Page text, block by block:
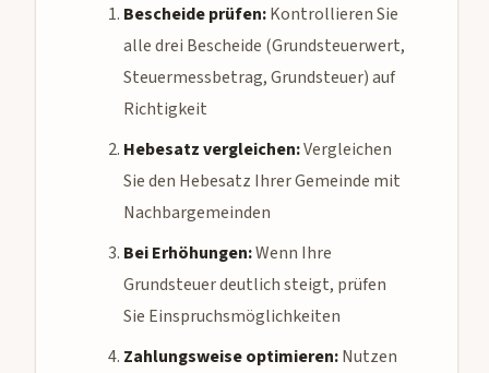
Bescheide prüfen:Kontrollieren Sie
alle drei Bescheide (Grundsteuerwert,
Steuermessbetrag, Grundsteuer) auf
Richtigkeit
Hebesatz vergleichen:Vergleichen
Sie den Hebesatz Ihrer Gemeinde mit
Nachbargemeinden
Bei Erhöhungen:Wenn Ihre
Grundsteuer deutlich steigt, prüfen
Sie Einspruchsmöglichkeiten
Zahlungsweise optimieren:Nutzen